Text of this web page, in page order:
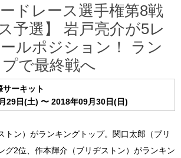
グ
ードレース選手権第8戦
予選】 岩戸亮介が5レ
ルポジション！ ラン
で最終戦へ
サーキット
29日(土) 〜 2018年09月30日(日)
ン）がランキングトップ。関口太郎（ブリ
グ2位、作本輝介（ブリヂストン）がランキン